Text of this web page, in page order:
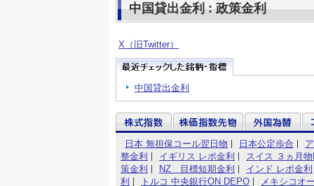
中国貸出金利 : 政策金利
X（旧Twitter）
中国貸出金利
日本 無担保コール翌日物 日本公定歩合
整金利
イギリス レポ金利
スイス ３ヵ月
策金利
NZ 目標短期金利
インド レポ金利
利
トルコ 中央銀行ON DEPO メキシコオ